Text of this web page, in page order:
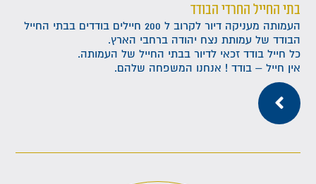
בתי החייל החרדי הבודד
העמותה מעניקה דיור לקרוב ל 200 חיילים בודדים בבתי החייל
הבודד של עמותת נצח יהודה ברחבי הארץ.
כל חייל בודד זכאי לדיור בבתי החייל של העמותה.
אין חייל – בודד ! אנחנו המשפחה שלהם.